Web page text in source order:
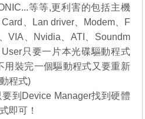
等等,更利害的包括主機
、Lan driver、Modem、F
VIA、Nvidia、ATI、Soundm
只要一片本光碟驅動程式
用裝完一個驅動程式又要重新
程式)
到Device Manager找到硬體
即可！